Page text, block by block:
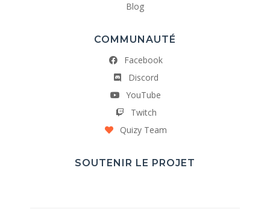
Blog
COMMUNAUTÉ
Facebook
Discord
YouTube
Twitch
Quizy Team
SOUTENIR LE PROJET